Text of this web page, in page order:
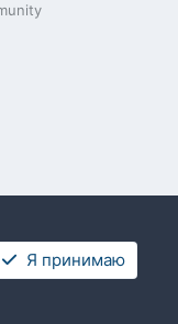
Я принимаю